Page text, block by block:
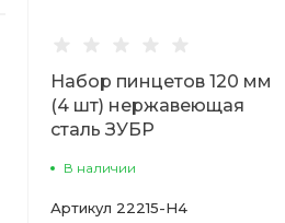
Набор пинцетов 120 мм
(4 шт) нержавеющая
сталь ЗУБР
В наличии
Артикул 22215-H4